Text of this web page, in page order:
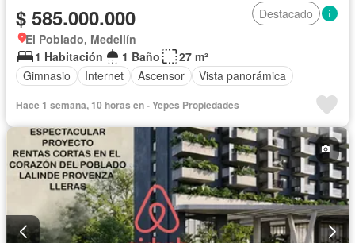
$ 585.000.000
Destacado
El Poblado, Medellín
1 Habitación
1 Baño
27 m²
Gimnasio
Internet Ascensor Vista panorámica
Hace 1 semana, 10 horas en - Yepes Propiedades